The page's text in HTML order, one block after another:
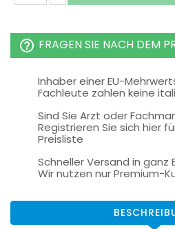
help_outline FRAGEN SIE NACH DEM
Inhaber einer EU-
Fachleute zahlen keine
Sind Sie Arzt oder
Registrieren Sie sich hier
Preisliste
Schneller Versand in ganz
Wir nutzen nur Premium-